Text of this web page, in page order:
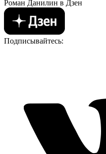
Роман Данилин в Дзен
Подписывайтесь: